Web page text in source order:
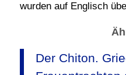
wurden auf Englisch
Der Chiton.